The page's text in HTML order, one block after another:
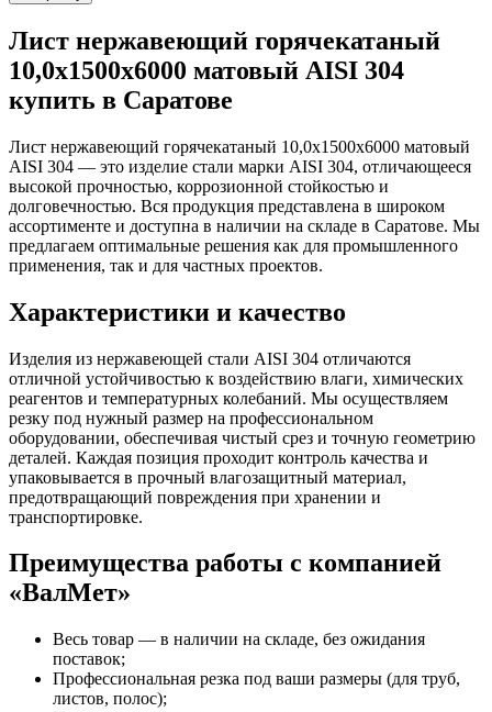
Лист нержавеющий горячекатаный
10,0х1500х6000 матовый AISI 304
купить в Саратове
Лист нержавеющий горячекатаный 10,0х1500х6000 матовый
AISI 304 — это изделие стали марки AISI 304, отличающееся
высокой прочностью, коррозионной стойкостью и
долговечностью. Вся продукция представлена в широком
ассортименте и доступна в наличии на складе в Саратове. Мы
предлагаем оптимальные решения как для промышленного
применения, так и для частных проектов.
Характеристики и качество
Изделия из нержавеющей стали AISI 304 отличаются
отличной устойчивостью к воздействию влаги, химических
реагентов и температурных колебаний. Мы осуществляем
резку под нужный размер на профессиональном
оборудовании, обеспечивая чистый срез и точную геометрию
деталей. Каждая позиция проходит контроль качества и
упаковывается в прочный влагозащитный материал,
предотвращающий повреждения при хранении и
транспортировке.
Преимущества работы с компанией
«ВалМет»
Весь товар — в наличии на складе, без ожидания
поставок;
Профессиональная резка под ваши размеры (для труб,
листов, полос);